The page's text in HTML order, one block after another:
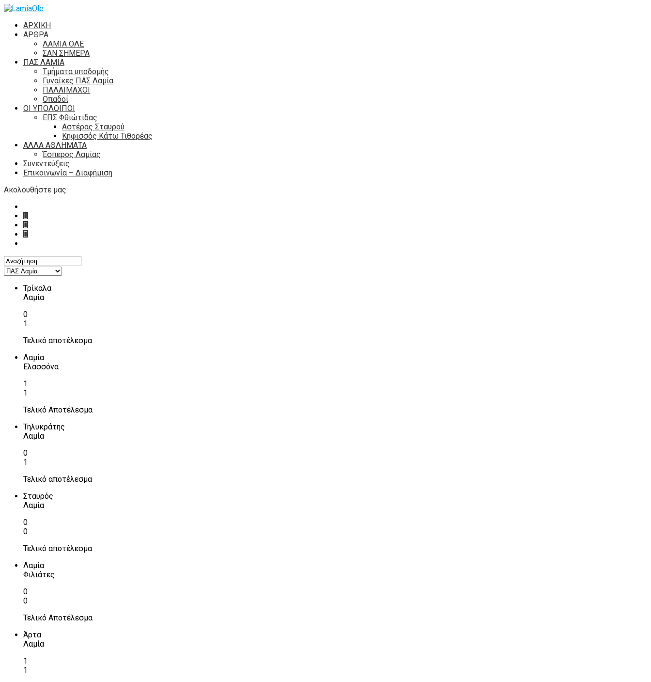
ΑΡΧΙΚΗ
ΑΡΘΡΑ
ΛΑΜΙΑ ΟΛΕ
ΣΑΝ ΣΗΜΕΡΑ
ΠΑΣ ΛΑΜΙΑ
Τμήματα υποδομής
Γυναίκες ΠΑΣ Λαμία
ΠΑΛΑΙΜΑΧΟΙ
Οπαδοί
ΟΙ ΥΠΟΛΟΙΠΟΙ
ΕΠΣ Φθιώτιδας
Αστέρας Σταυρού
Κηφισσός Κάτω Τιθορέας
ΑΛΛΑ ΑΘΛΗΜΑΤΑ
Έσπερος Λαμίας
Συνεντεύξεις
Επικοινωνία – Διαφήμιση
Ακολουθήστε μας:
Τρίκαλα
Λαμία
0
1
Τελικό αποτέλεσμα
Λαμία
Ελασσόνα
1
1
Τελικό Αποτέλεσμα
Τηλυκράτης
Λαμία
0
1
Τελικό αποτέλεσμα
Σταυρός
Λαμία
0
0
Τελικό αποτέλεσμα
Λαμία
Φιλιάτες
0
0
Τελικό Αποτέλεσμα
Άρτα
Λαμία
1
1